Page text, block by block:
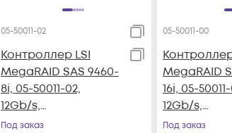
05-50011-02
Контроллер LSI
MegaRAID SAS 9460-
8i, 05-50011-02,
12Gb/s,
SAS/SATA/NVMe 8-
Под заказ
05-50011-00
MegaRAID
16i, 05-
12Gb/s,
SAS/SATA/
Под заказ